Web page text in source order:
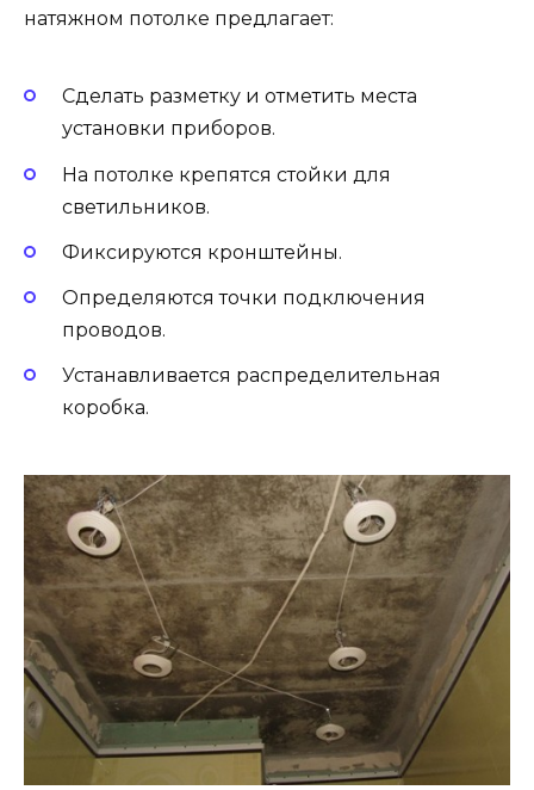
натяжном потолке предлагает:
Сделать разметку и отметить места
установки приборов.
На потолке крепятся стойки для
светильников.
Фиксируются кронштейны.
Определяются точки подключения
проводов.
Устанавливается распределительная
коробка.